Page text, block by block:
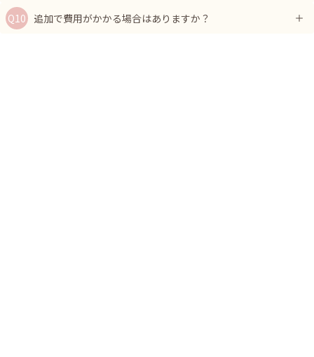
追加で費用がかかる場合はありますか？